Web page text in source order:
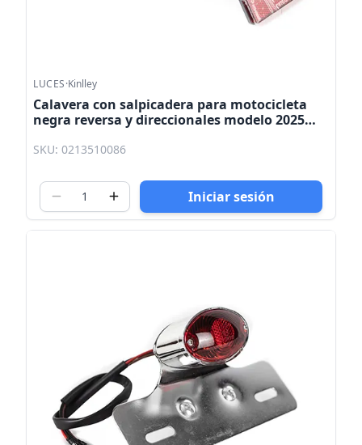
LUCES·Kinlley
Calavera con salpicadera para motocicleta
negra reversa y direccionales modelo 2025
SKU: 0213510086
Iniciar sesión